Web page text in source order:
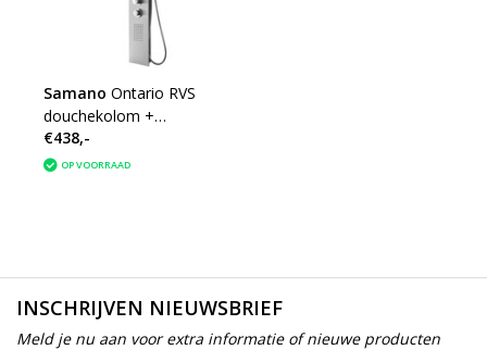
Samano Ontario RVS
douchekolom +
therm.kr. 1500x220
Wiesbaden
€438,-
OP VOORRAAD
INSCHRIJVEN NIEUWSBRIEF
Meld je nu aan voor extra informatie of nieuwe producten